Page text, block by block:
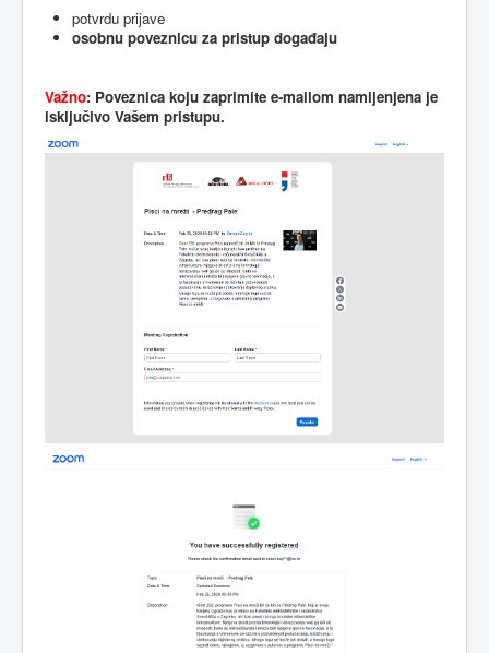
potvrdu prijave
osobnu poveznicu za pristup događaju
Važno: Poveznica koju zaprimite e-mailom namijenjena je
isključivo Vašem pristupu.